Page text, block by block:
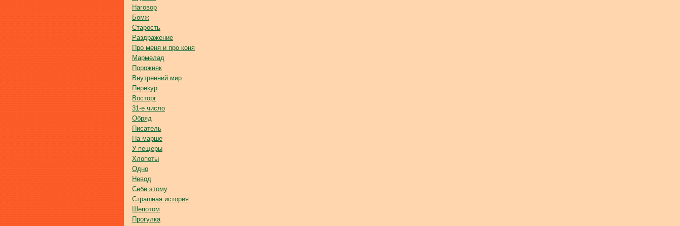
Наговор
Бомж
Старость
Раздражение
Про меня и про коня
Мармелад
Порожняк
Внутренний мир
Перекур
Восторг
31-е число
Обряд
Писатель
На марше
У пещеры
Хлопоты
Одно
Невод
Себе этому
Страшная история
Шепотом
Прогулка